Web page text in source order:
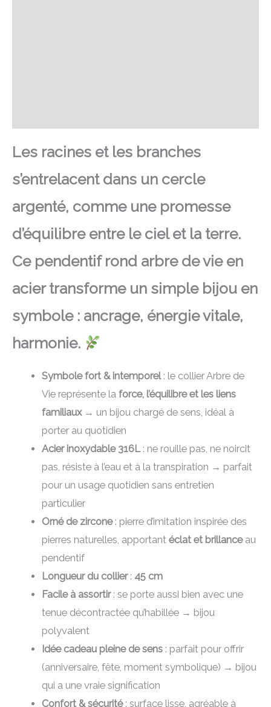
Les racines et les branches
s’entrelacent dans un cercle
argenté, comme une promesse
d’équilibre entre le ciel et la terre.
Ce pendentif rond arbre de vie en
acier transforme un simple bijou en
symbole : ancrage, énergie vitale,
harmonie.
Symbole fort & intemporel: le collier Arbre de
Vie représente laforce, l’équilibre et les liens
familiaux→ un bijou chargé de sens, idéal à
porter au quotidien
Acier inoxydable 316L: ne rouille pas, ne noircit
pas, résiste à l’eau et à la transpiration → parfait
pour un usage quotidien sans entretien
particulier
Orné de zircone: pierre d’imitation inspirée des
pierres naturelles, apportantéclat et brillanceau
pendentif
Longueur du collier: 45 cm
Facile à assortir: se porte aussi bien avec une
tenue décontractée qu’habillée → bijou
polyvalent
Idée cadeau pleine de sens : parfait pour offrir
(anniversaire, fête, moment symbolique) → bijou
qui a une vraie signification
Confort & sécurité: surface lisse, agréable à